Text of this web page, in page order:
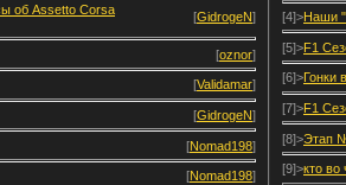
об Assetto Corsa
[GidrogeN]
[oznor]
[Validamar]
[GidrogeN]
[Nomad198]
[Nomad198]
[4]>Наши
[5]>F1
[6]>Гонки
[7]>F1
[8]>Этап
[9]>кто во